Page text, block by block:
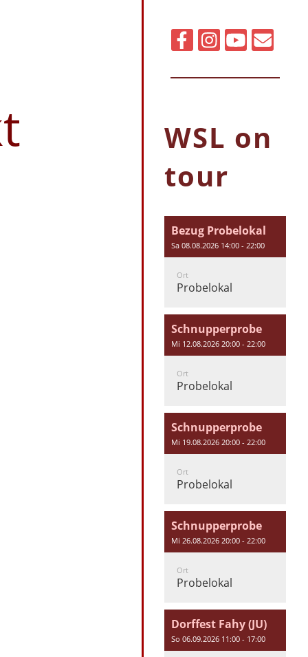
WSL on
tour
Bezug Probelokal
Sa 08.08.2026 14:00 - 22:00
Ort
Probelokal
Schnupperprobe
Mi 12.08.2026 20:00 - 22:00
Ort
Probelokal
Schnupperprobe
Mi 19.08.2026 20:00 - 22:00
Ort
Probelokal
Schnupperprobe
Mi 26.08.2026 20:00 - 22:00
Ort
Probelokal
Dorffest Fahy (JU)
So 06.09.2026 11:00 - 17:00